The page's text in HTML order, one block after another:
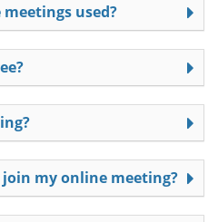
used?
my online meeting?